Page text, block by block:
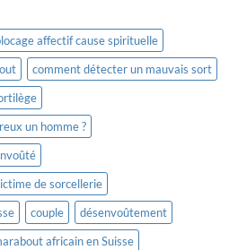
affectif cause spirituelle
comment détecter un mauvais sort
un homme ?
de sorcellerie
couple
désenvoûtement
africain en Suisse